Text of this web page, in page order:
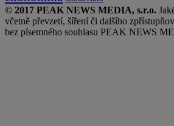
© 2017 PEAK NEWS MEDIA, s.r.o.
včetně převzetí, šíření či dalšího
bez písemného souhlasu PEAK NEWS